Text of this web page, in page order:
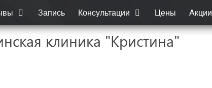
Запись Консультации Цены Акции
клиника "Кристина"